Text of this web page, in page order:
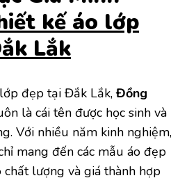
kế áo lớp
Lắk
đẹp tại Đắk Lắk,Đồng
là cái tên được học sinh và
Với nhiều năm kinh nghiệm,
mang đến các mẫu áo đẹp
chất lượng và giá thành hợp